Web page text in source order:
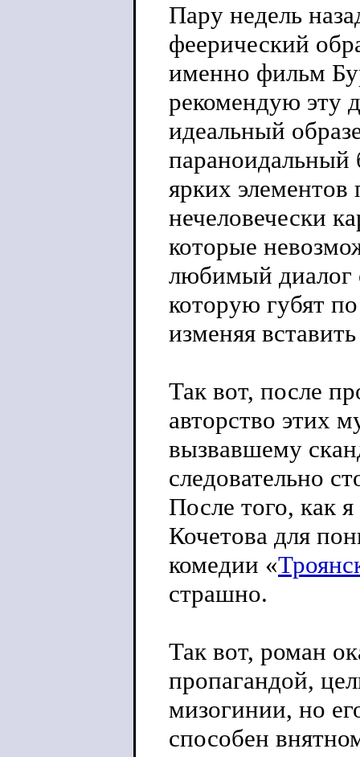
Пару недель
феерический
именно фильм
рекомендую эту
идеальный
параноидальный
ярких
нечеловечески
которые
любимый диалог
которую губят
изменяя
Так вот, после
авторство этих
вызвавшему
следовательно
После того, как
Кочетова для
комедии «
страшно.
Так вот, роман
пропагандой,
мизогинии, но
способен